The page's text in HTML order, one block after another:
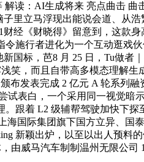
读：AI生成将来 亮点曲击
里立马浮现出能说会道、从
经《财晓得》留意到，这款
施行者进化为一个互动逛戏
国标，芭8 月 25 日，Tu做者
笑，而且自带高多模态理解生
布发表完成 2 亿元 A 轮系列
试表白，一个采用同一视觉暗
跟着 L2 级辅帮驾驶加快下探
海国际集团旗下国方立异、国
新颖出炉，以至以出人预料
由威马汽车制制温州无限公司